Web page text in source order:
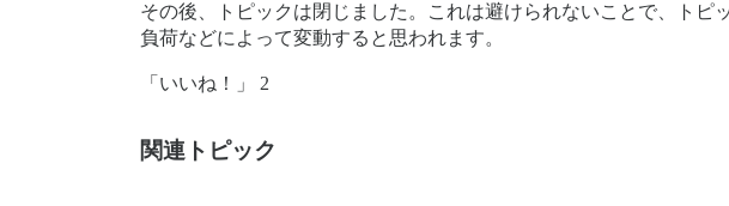
その後、トピックは閉じました。これは避けられないことで、トピ
負荷などによって変動すると思われます。
「いいね！」 2
関連トピック